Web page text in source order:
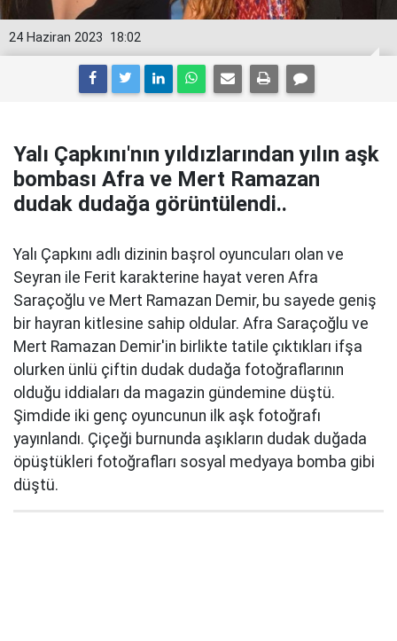
18:02
24 Haziran 2023
Yalı Çapkını'nın yıldızlarından yılın aşk
bombası Afra ve Mert Ramazan
dudak dudağa görüntülendi..
Yalı Çapkını adlı dizinin başrol oyuncuları olan ve
Seyran ile Ferit karakterine hayat veren Afra
Saraçoğlu ve Mert Ramazan Demir, bu sayede geniş
bir hayran kitlesine sahip oldular. Afra Saraçoğlu ve
Mert Ramazan Demir'in birlikte tatile çıktıkları ifşa
olurken ünlü çiftin dudak dudağa fotoğraflarının
olduğu iddiaları da magazin gündemine düştü.
Şimdide iki genç oyuncunun ilk aşk fotoğrafı
yayınlandı. Çiçeği burnunda aşıkların dudak duğada
öpüştükleri fotoğrafları sosyal medyaya bomba gibi
düştü.